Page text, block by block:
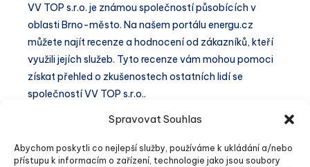
Spravovat Souhlas
Abychom poskytli co nejlepší služby, používáme k ukládání a/nebo
přístupu k informacím o zařízení, technologie jako jsou soubory
VV TOP s.r.o. je známou společností působících v
oblasti Brno-město. Na našem portálu energu.cz
můžete najít recenze a hodnocení od zákazníků, kteří
využili jejích služeb. Tyto recenze vám mohou pomoci
získat přehled o zkušenostech ostatních lidí se
společností VV TOP s.r.o..
TOP
s.r.o.